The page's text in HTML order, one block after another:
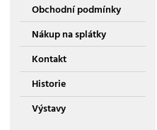
Obchodní podmínky
Nákup na splátky
Kontakt
Historie
Výstavy